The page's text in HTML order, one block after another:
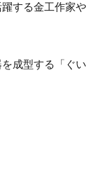
する金工作家や
成型する「ぐい